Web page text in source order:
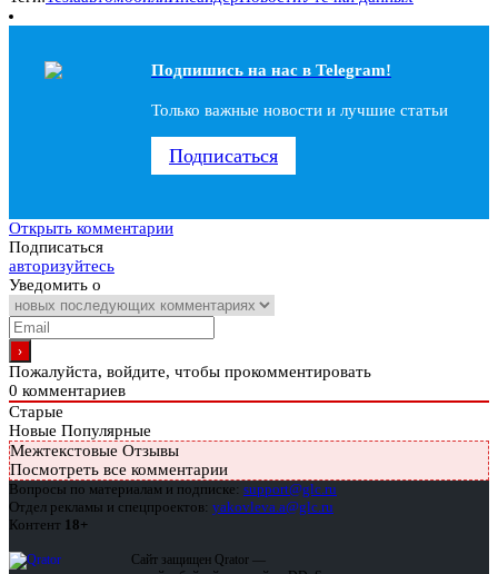
Подпишись на наc в Telegram!
Только важные новости и лучшие статьи
Подписаться
Открыть комментарии
Подписаться
авторизуйтесь
Уведомить о
Пожалуйста, войдите, чтобы прокомментировать
0 комментариев
Старые
Новые Популярные
Межтекстовые Отзывы
Посмотреть все комментарии
Вопросы по материалам и подписке: support@glc.ru
Отдел рекламы и спецпроектов: yakovleva.a@glc.ru
Контент 18+
Сайт защищен Qrator —